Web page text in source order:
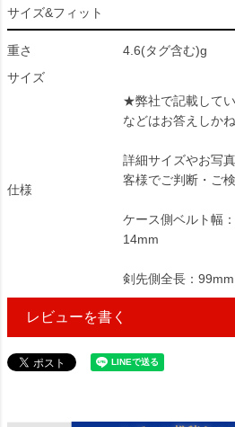
サイズ&フィット
重さ
4.6(タグ含む)g
サイズ
仕様
★弊社で記載して
などはお答えしかね
詳細サイズやお写
客様でご判断・ご
ケース側ベルト幅
14mm
剣先側全長：
レビューを書く